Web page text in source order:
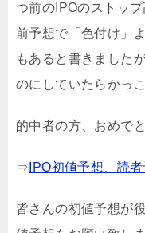
つ前のIPOのストッ
前予想で「色付け」
もあると書きました
のにしていたらかっ
的中者の方、おめで
⇒ IPO初値予想、読
皆さんの初値予想が